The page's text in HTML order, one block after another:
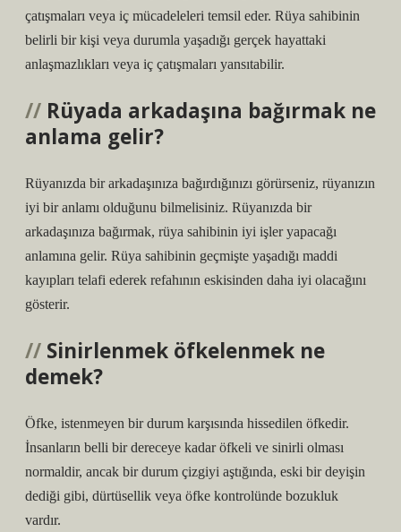
çatışmaları veya iç mücadeleleri temsil eder. Rüya sahibinin
belirli bir kişi veya durumla yaşadığı gerçek hayattaki
anlaşmazlıkları veya iç çatışmaları yansıtabilir.
Rüyada arkadaşına bağırmak ne
anlama gelir?
Rüyanızda bir arkadaşınıza bağırdığınızı görürseniz, rüyanızın
iyi bir anlamı olduğunu bilmelisiniz. Rüyanızda bir
arkadaşınıza bağırmak, rüya sahibinin iyi işler yapacağı
anlamına gelir. Rüya sahibinin geçmişte yaşadığı maddi
kayıpları telafi ederek refahının eskisinden daha iyi olacağını
gösterir.
Sinirlenmek öfkelenmek ne
demek?
Öfke, istenmeyen bir durum karşısında hissedilen öfkedir.
İnsanların belli bir dereceye kadar öfkeli ve sinirli olması
normaldir, ancak bir durum çizgiyi aştığında, eski bir deyişin
dediği gibi, dürtüsellik veya öfke kontrolünde bozukluk
vardır.